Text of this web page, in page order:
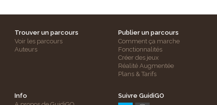
Trouver un parcours
Voir les parcours
Auteurs
Publier un parcours
Comment ça marche
Fonctionnalités
Créer des jeux
Réalité Augmentée
Plans & Tarifs
Info
Suivre GuidiGO